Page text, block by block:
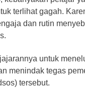
terlihat gagah.
dan rutin
untuk
menindak tegas
tersebut.